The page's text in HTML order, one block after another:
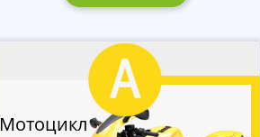
Мотоцикл